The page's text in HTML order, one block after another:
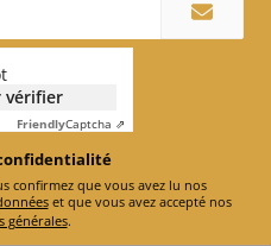
vérifier
FriendlyCaptcha ⇗
En sélectionnant Continuer, vous confirmez que vous avez lu nos
et que vous avez accepté nos
générales.